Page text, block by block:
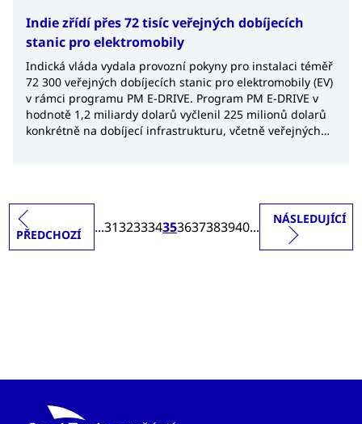
Indie zřídí přes 72 tisíc veřejných dobíjecích
stanic pro elektromobily
Indická vláda vydala provozní pokyny pro instalaci téměř
72 300 veřejných dobíjecích stanic pro elektromobily (EV)
v rámci programu PM E-DRIVE. Program PM E-DRIVE v
hodnotě 1,2 miliardy dolarů vyčlenil 225 milionů dolarů
konkrétně na dobíjecí infrastrukturu, včetně veřejných
také zařízení pro dobíjení elektromobilů (EVSE). Dotace
se vypočítávají jako procento buď referenčních nákladů
zveřejněných Úřadem pro energetickou účinnost, nebo
PŘEDCHOZÍ ...31323334353637383940... NÁSLEDUJÍCÍ